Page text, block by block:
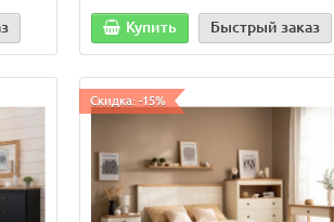
Купить Быстрый заказ
Скидка: -15%